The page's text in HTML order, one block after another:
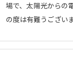
場で、太陽光からの
の度は有難うござい